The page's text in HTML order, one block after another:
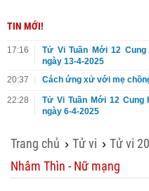
TIN MỚI!
17:16
Tử Vi Tuần Mới 12
ngày 13-4-2025
20:37
Cách ứng xử với mẹ
22:28
Tử Vi Tuần Mới 12 Cung
ngày 6-4-2025
Trang chủ › Tử vi › Tử vi
Nhâm Thìn - Nữ mạng